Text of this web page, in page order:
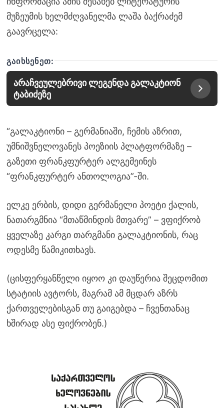
მუზეუმის ხელმძღვანელმა ლაშა ბაქრაძემ
გაავრცელა:
ᲒᲐᲘᲮᲡᲔᲜᲔᲗ:
არაჩვეულებრივი ლეგენდა გალაკტიონ
ტაბიძეზე
“გალაკტიონი – გერმანიაში, ჩემის აზრით,
უმნიშვნელოვანეს პოეზიის პლატფორმაზე –
გაზეთი ფრანკფურტერ ალგემეინეს
“ფრანკფურტერ ანთოლოგია”-ში.
ელკე ერბის, დიდი გერმანელი პოეტი ქალის,
ნათარგმნია “მთაწმინდის მთვარე” – ვფიქრობ
ყველაზე კარგი თარგმანი გალაკტიონის, რაც
ოდესმე წამიკითხავს.
(ცისფერყანწელი იყოო კი დაუწერია შეცდომით
სტატიის ავტორს, მაგრამ ამ მცდარ აზრს
ქართველებისგან თუ გაიგებდა – ჩვენთანაც
ხშირად ასე ფიქრობენ.)